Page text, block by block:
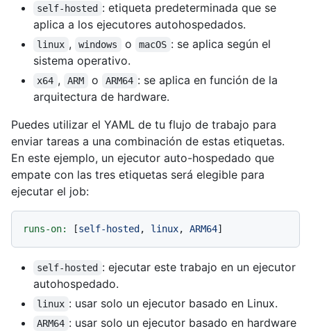
self-hosted : etiqueta predeterminada que se
aplica a los ejecutores autohospedados.
linux , windows o macOS : se aplica según el
sistema operativo.
x64 , ARM o ARM64 : se aplica en función de la
arquitectura de hardware.
Puedes utilizar el YAML de tu flujo de trabajo para
enviar tareas a una combinación de estas etiquetas.
En este ejemplo, un ejecutor auto-hospedado que
empate con las tres etiquetas será elegible para
ejecutar el job:
runs-on: [self-hosted , linux, ARM64
self-hosted : ejecutar este trabajo en un ejecutor
autohospedado.
linux : usar solo un ejecutor basado en Linux.
ARM64 : usar solo un ejecutor basado en hardware